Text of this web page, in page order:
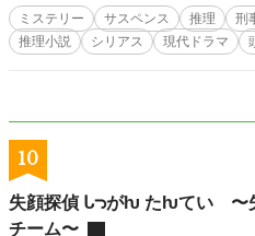
物』になることを選んだ男の物語。
ミステリー サスペンス 推理 刑
推理小説
シリアス 現代ドラマ
10
失顔探偵 ᒐᘄがƕ たƕてい 〜
チーム〜